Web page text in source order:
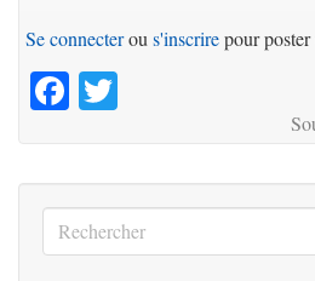
Se connecterou s'inscrirepour
Facebook
Rechercher
Rechercher